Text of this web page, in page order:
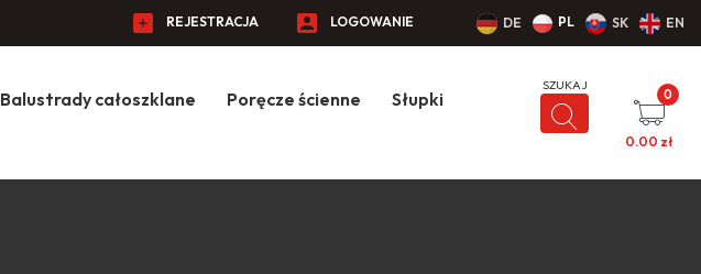
REJESTRACJA LOGOWANIE DE PL SK EN
Balustrady całoszklane Poręcze ścienne
Słupki
0
0.00 zł